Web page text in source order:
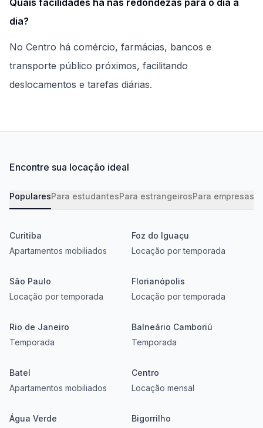
Quais facilidades há nas redondezas para o dia a
dia?
No Centro há comércio, farmácias, bancos e
transporte público próximos, facilitando
deslocamentos e tarefas diárias.
Encontre sua locação ideal
PopularesPara estudantesPara estrangeirosPara empresas
Curitiba
Apartamentos mobiliados
Foz do Iguaçu
Locação por temporada
São Paulo
Locação por temporada
Florianópolis
Locação por temporada
Rio de Janeiro
Temporada
Balneário Camboriú
Temporada
Batel
Apartamentos mobiliados
Centro
Locação mensal
Água Verde
Bigorrilho